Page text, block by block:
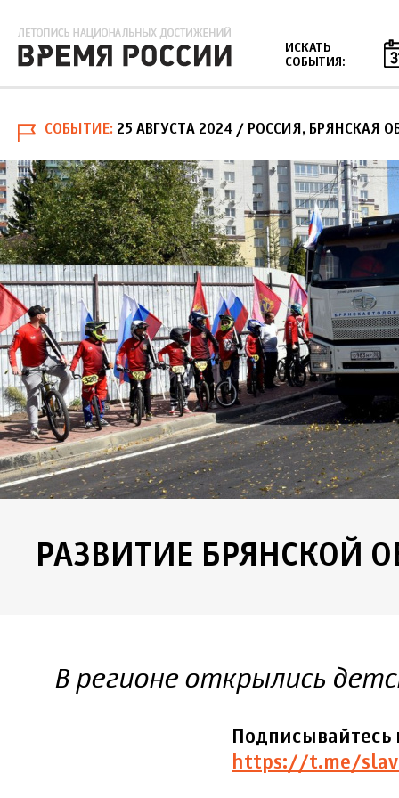
ИСКАТЬ
СОБЫТИЯ:
СОБЫТИЕ 25 АВГУСТА 2024 / РОССИЯ, БРЯНСКАЯ
РАЗВИТИЕ БРЯНСКОЙ
В регионе открылись
https://t.me/